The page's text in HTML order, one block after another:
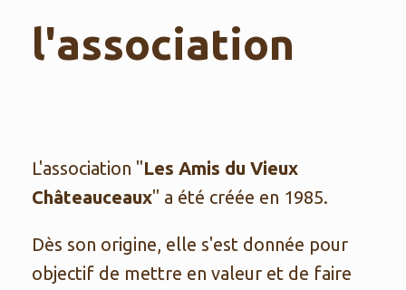
l'association
L'association "Les Amis du Vieux
Châteauceaux" a été créée en 1985.
Dès son origine, elle s'est donnée pour
objectif de mettre en valeur et de faire